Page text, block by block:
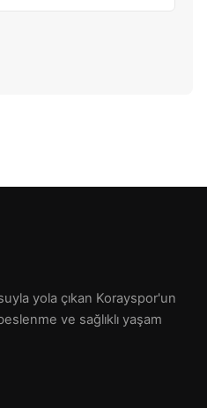
yola çıkan Korayspor'un
ve sağlıklı yaşam